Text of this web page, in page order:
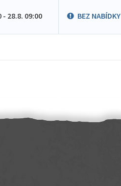
- 28.8. 09:00 BEZ NABÍDKY